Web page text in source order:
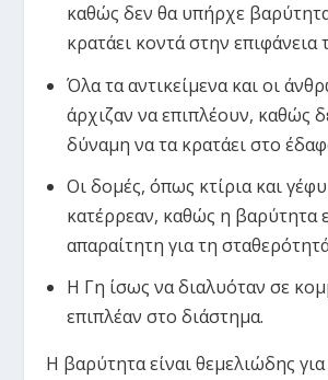
καθώς δεν θα υπήρχε
κρατάει κοντά στην επιφάνεια
Όλα τα αντικείμενα και οι
άρχιζαν να επιπλέουν, καθώς
δύναμη να τα κρατάει στο
Οι δομές, όπως κτίρια και
κατέρρεαν, καθώς η βαρύτητα
απαραίτητη για τη
Η Γη ίσως να διαλυόταν σε
επιπλέαν στο διάστημα.
Η βαρύτητα είναι θεμελιώδης